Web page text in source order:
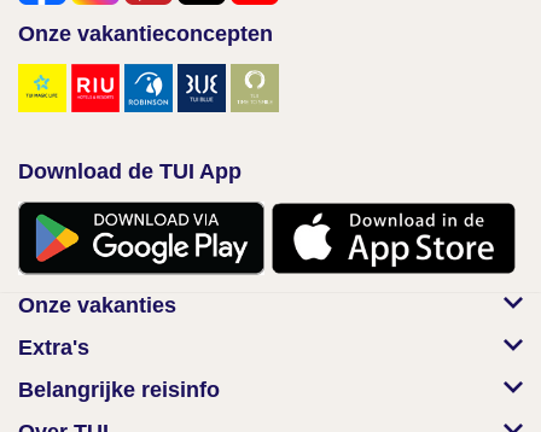
Onze vakantieconcepten
Download de TUI App
Onze vakanties
Extra's
Belangrijke reisinfo